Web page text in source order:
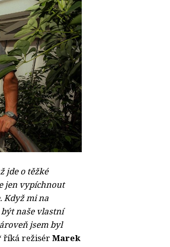
jde o těžké
jen vypíchnout
Když mi na
naše vlastní
jsem byl
říká režisér Marek